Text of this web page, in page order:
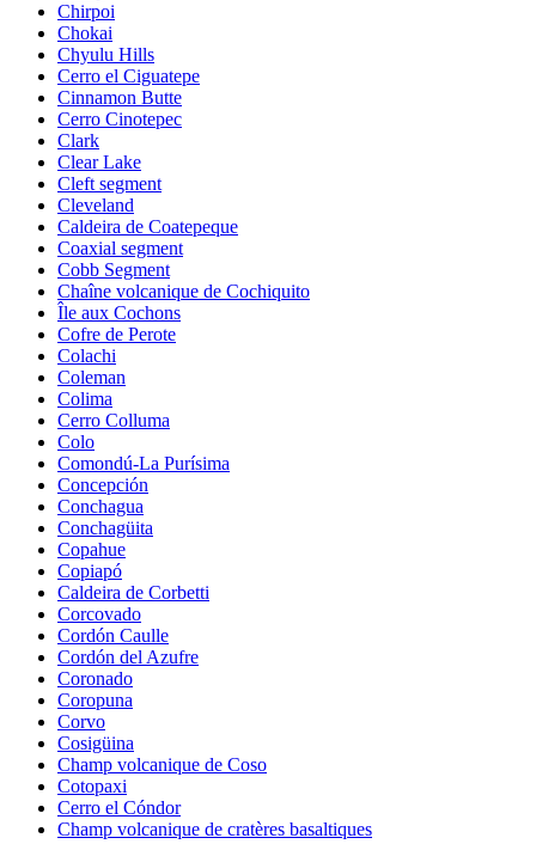
Chirpoi
Chokai
Chyulu Hills
Cerro el Ciguatepe
Cinnamon Butte
Cerro Cinotepec
Clark
Clear Lake
Cleft segment
Cleveland
Caldeira de Coatepeque
Coaxial segment
Cobb Segment
Chaîne volcanique de Cochiquito
Île aux Cochons
Cofre de Perote
Colachi
Coleman
Colima
Cerro Colluma
Colo
Comondú-La Purísima
Concepción
Conchagua
Conchagüita
Copahue
Copiapó
Caldeira de Corbetti
Corcovado
Cordón Caulle
Cordón del Azufre
Coronado
Coropuna
Corvo
Cosigüina
Champ volcanique de Coso
Cotopaxi
Cerro el Cóndor
Champ volcanique de cratères basaltiques